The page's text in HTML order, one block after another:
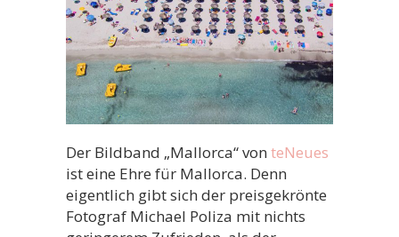
Der Bildband „Mallorca“ von teNeues
ist eine Ehre für Mallorca. Denn
eigentlich gibt sich der preisgekrönte
Fotograf Michael Poliza mit nichts